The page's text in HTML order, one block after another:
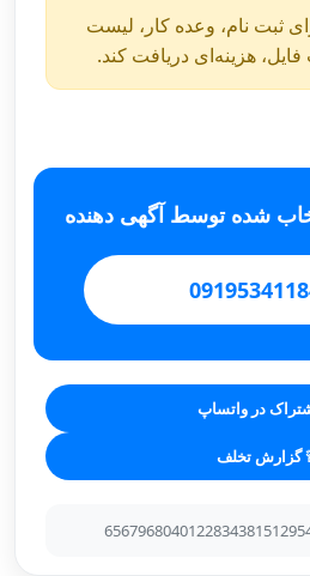
ثبت نام، وعده کار، لیست
فایل، هزینه‌ای دریافت کند.
شده توسط آگهی دهنده
در واتساپ
گزارش تخلف